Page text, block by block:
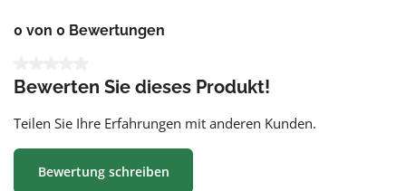
0 von 0 Bewertungen
Bewerten Sie dieses Produkt!
Teilen Sie Ihre Erfahrungen mit anderen Kunden.
Bewertung schreiben